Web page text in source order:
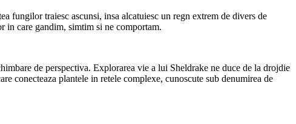
fungilor traiesc ascunsi, insa alcatuiesc un regn extrem de divers de
in care gandim, simtim si ne comportam.
de perspectiva. Explorarea vie a lui Sheldrake ne duce de la drojdie
conecteaza plantele in retele complexe, cunoscute sub denumirea de